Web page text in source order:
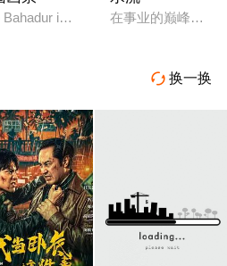
to start a campain against '
Bahadur is a psychological drama
在事业的巅峰时期
 换一换